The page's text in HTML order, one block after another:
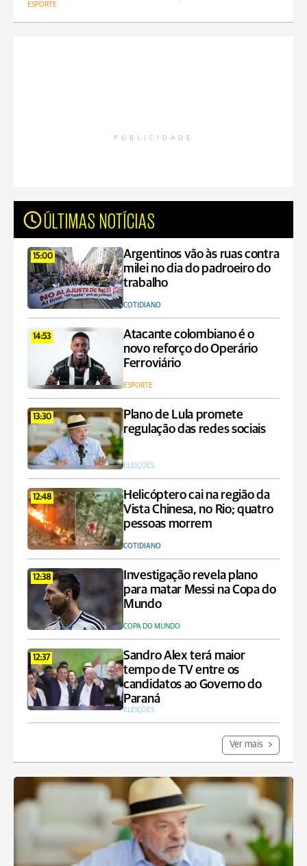
ESPORTE
PUBLICIDADE
ÚLTIMAS NOTÍCIAS
15:00
Argentinos vão às ruas contra
milei no dia do padroeiro do
trabalho
COTIDIANO
14:53
Atacante colombiano é o
novo reforço do Operário
Ferroviário
ESPORTE
13:30
Plano de Lula promete
regulação das redes sociais
ELEIÇÕES
12:48
Helicóptero cai na região da
Vista Chinesa, no Rio; quatro
pessoas morrem
COTIDIANO
12:38
Investigação revela plano
para matar Messi na Copa do
Mundo
COPA DO MUNDO
12:37
Sandro Alex terá maior
tempo de TV entre os
candidatos ao Governo do
Paraná
ELEIÇÕES
Ver mais